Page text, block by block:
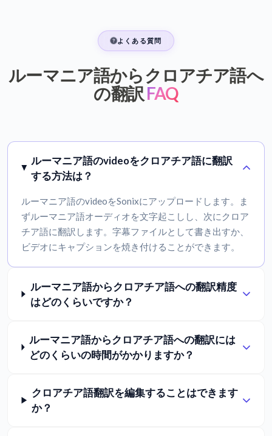
よくある質問
ルーマニア語からクロアチア語へ
の翻訳 FAQ
ルーマニア語のvideoをクロアチア語に翻訳
する方法は？
ルーマニア語のvideoをSonixにアップロードします。ま
ずルーマニア語オーディオを文字起こしし、次にクロア
チア語に翻訳します。字幕ファイルとして書き出すか、
ビデオにキャプションを焼き付けることができます。
ルーマニア語からクロアチア語への翻訳精度
はどのくらいですか？
ルーマニア語からクロアチア語への翻訳には
どのくらいの時間がかかりますか？
クロアチア語翻訳を編集することはできます
か？